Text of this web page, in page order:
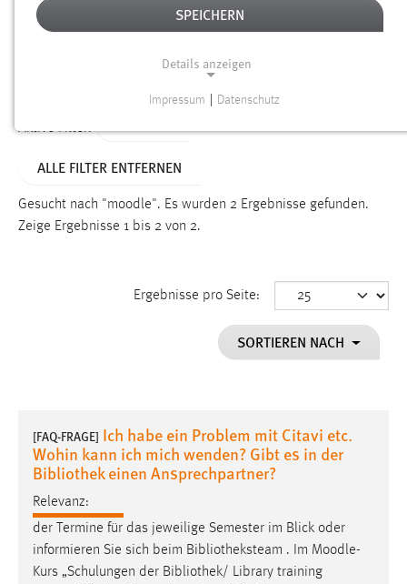
Alter
Aktive Filter:
ALLE FILTER ENTFERNEN
Gesucht nach "moodle". Es wurden 2 Ergebnisse gefunden.
Zeige Ergebnisse 1 bis 2 von 2.
Ergebnisse pro Seite:
SORTIEREN NACH
[FAQ-FRAGE] Ich habe ein Problem mit Citavi etc.
Wohin kann ich mich wenden? Gibt es in der
Bibliothek einen Ansprechpartner?
Relevanz:
der Termine für das jeweilige Semester im Blick oder
informieren Sie sich beim Bibliotheksteam . Im Moodle-
Kurs „Schulungen der Bibliothek/ Library training
SPEICHERN
Details anzeigen
Funktionen und sind für die einwandfreie Funktion der
Einverständnis
cookie_consent
Dieser Cookie speichert die ausgewählten Einverständnis-
Performance
Name:
staticfilecache
Zweck:
Für performante Seitenauslieferung wird in diesem Cookie
Impressum Datenschutz